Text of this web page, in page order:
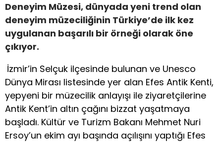
Deneyim Müzesi, dünyada yeni trend olan
deneyim müzeciliğinin Türkiye’de ilk kez
uygulanan başarılı bir örneği olarak öne
çıkıyor.
İzmir’in Selçuk ilçesinde bulunan ve Unesco
Dünya Mirası listesinde yer alan Efes Antik Kenti,
yepyeni bir müzecilik anlayışı ile ziyaretçilerine
Antik Kent’in altın çağını bizzat yaşatmaya
başladı. Kültür ve Turizm Bakanı Mehmet Nuri
Ersoy’un ekim ayı başında açılışını yaptığı Efes